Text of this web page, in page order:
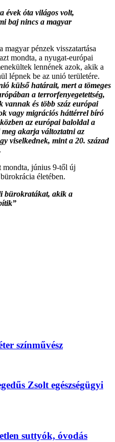
évek óta világos volt,
baj nincs a magyar
magyar pénzek visszatartása
mondta, a nyugat-európai
lennének azok, akik a
lépnek be az unió területére.
külső határait, mert a tömeges
a terrorfenyegetettség,
vannak és több száz európai
vagy migrációs háttérrel bíró
az európai baloldal a
akarja változtatni az
viselkednek, mint a 20. század
mondta, június 9-től új
életében.
bürokratákat, akik a
színművész
Zsolt egészségügyi
suttyók, óvodás